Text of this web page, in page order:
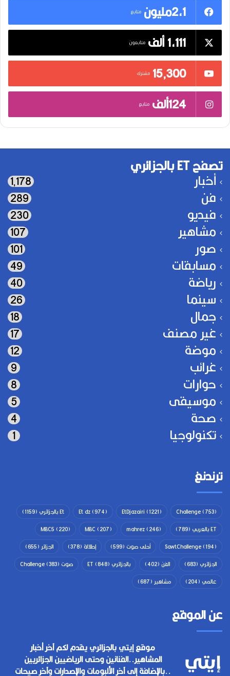
2,1مليون
متابع
1,111 ألف متابعون
15٬300 مشترك
124ألف متابع
تصفح ET بالجزائري
أخبار 1٬178
فن 289
فيديو 230
مشاهير 107
صور 101
مسابقات 49
رياضة 40
سينما 26
جمال 18
غير مصنف 17
موضة 12
غرائب 9
حوارات 8
موسيقى 5
صحة 4
تكنولوجيا 1
ترندنغ
Challenge(753)
EtDjazairi (1221)
Et dz(974) Et بالجزائري
(1159)
ET بالعربي
(789)
mahrez(246)
MBC(207)
MBC5 (220)
SawtChallenge(194) أحلى صوت (599) إطلالة (378) الجزائر (655)
الجزائري (683) الفن (402) بالجزائري ET (848) صوت Challenge (383)
عالمي (204) مشاهير (687)
عن الموقع
موقع إيتي بالجزائري يقدم لكم آخر أخبار
المشاهير..الفنانين وحتى الرياضيين الجزائريين
..بالإضافة إلى آخر الألبومات والإصدارات وآخر صيحات